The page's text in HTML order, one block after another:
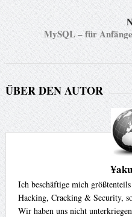
MySQL – für
ÜBER DEN AUTOR
Ich beschäftige mich
Hacking, Cracking & Security,
Wir haben uns nicht